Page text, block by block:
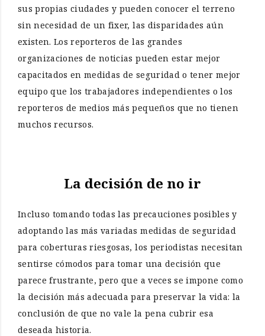
sus propias ciudades y pueden conocer el terreno
sin necesidad de un fixer, las disparidades aún
existen. Los reporteros de las grandes
organizaciones de noticias pueden estar mejor
capacitados en medidas de seguridad o tener mejor
equipo que los trabajadores independientes o los
reporteros de medios más pequeños que no tienen
muchos recursos.
La decisión de no ir
Incluso tomando todas las precauciones posibles y
adoptando las más variadas medidas de seguridad
para coberturas riesgosas, los periodistas necesitan
sentirse cómodos para tomar una decisión que
parece frustrante, pero que a veces se impone como
la decisión más adecuada para preservar la vida: la
conclusión de que no vale la pena cubrir esa
deseada historia.